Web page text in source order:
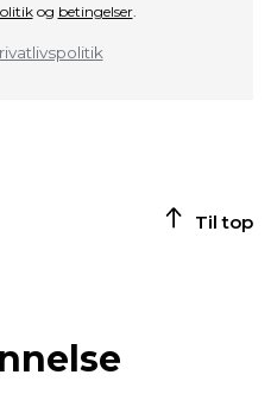
og betingelser.
Til top